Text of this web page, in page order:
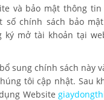
và bảo mật thông
số chính sách bảo
mở tài khoản tại
sung chính sách này
tôi cập nhật. Sau
Website